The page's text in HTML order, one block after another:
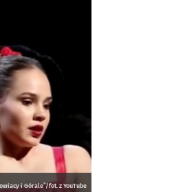
i Górale”/fot. z YouTube